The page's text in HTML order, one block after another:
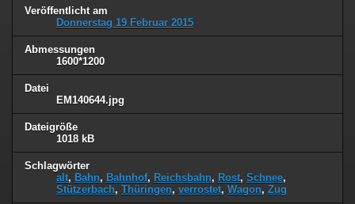
Veröffentlicht am
Donnerstag 19 Februar 2015
Abmessungen
1600*1200
Datei
EM140644.jpg
Dateigröße
1018 kB
Schlagwörter
alt, Bahn, Bahnhof, Reichsbahn, Rost, Schnee,
Stützerbach, Thüringen, verrostet, Wagon, Zug